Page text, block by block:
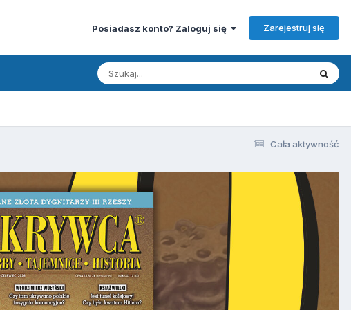
Posiadasz konto? Zaloguj się Zarejestruj się
Cała aktywność